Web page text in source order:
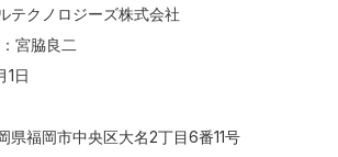
テクノロジーズ株式会社
宮脇良二
1日
県福岡市中央区大名2丁目6番11号